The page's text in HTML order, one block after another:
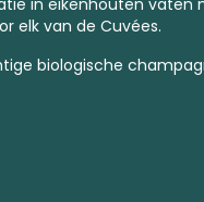
elk van de Cuvées.
biologische